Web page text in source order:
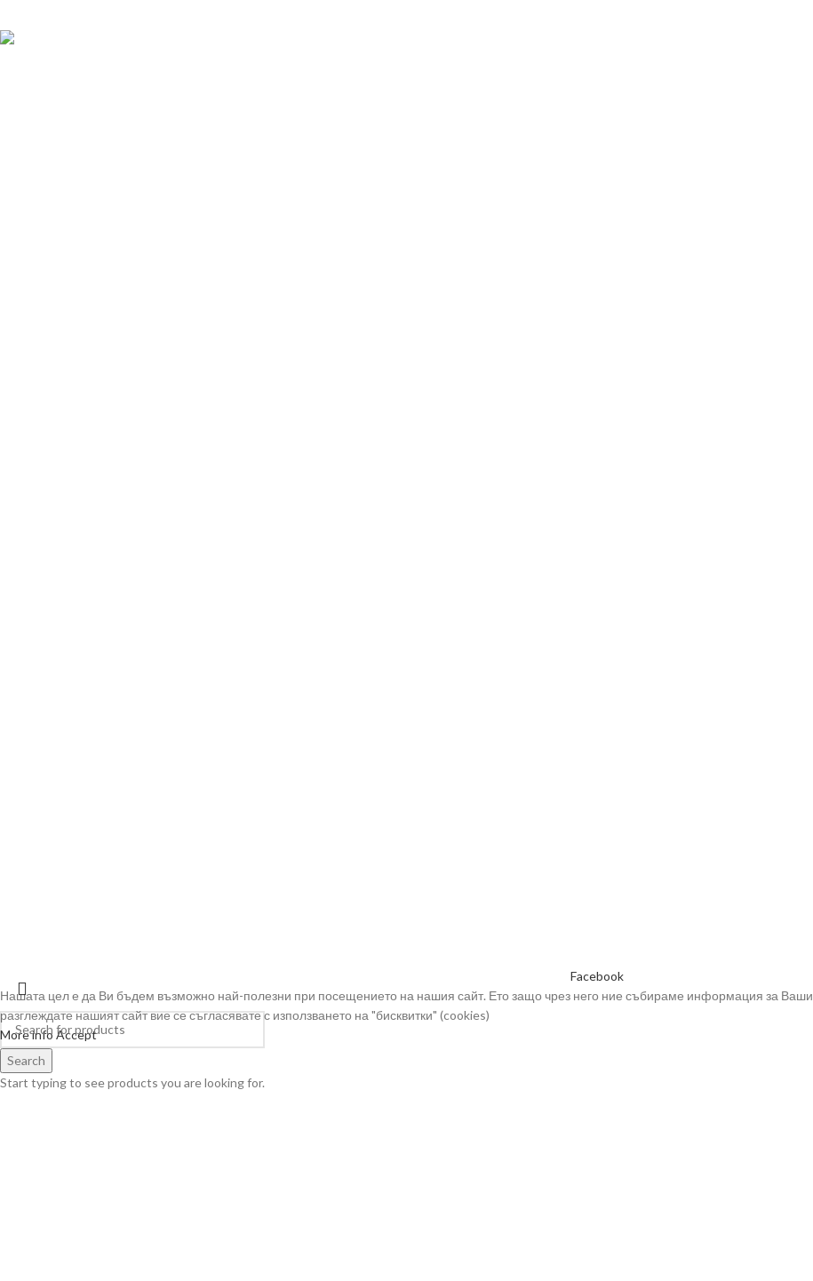
Search
Start typing to see products you are looking for.
Facebook
Нашата цел е да Ви бъдем възможно най-полезни при посещението на нашия сайт. Ето защо чрез него ние събираме информация за
разглеждате нашият сайт вие се съгласявате с използването на "бисквитки" (cookies)
More info Accept